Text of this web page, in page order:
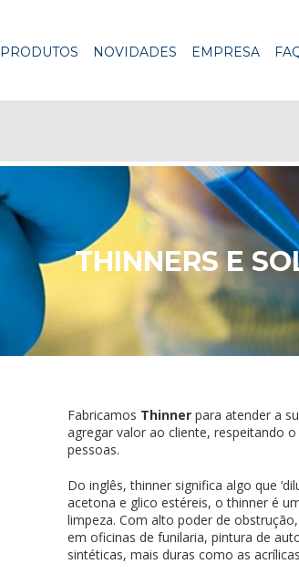
PRODUTOS NOVIDADES EMPRESA
THINNERS E
Fabricamos Thinner para atender a
agregar valor ao cliente, respeitando
pessoas.
Do inglês, thinner significa algo que
acetona e glico estéreis, o thinner é
limpeza. Com alto poder de
em oficinas de funilaria, pintura de
sintéticas, mais duras como as